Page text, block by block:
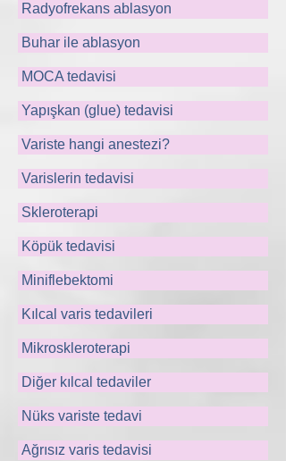
Radyofrekans ablasyon
Buhar ile ablasyon
MOCA tedavisi
Yapışkan (glue) tedavisi
Variste hangi anestezi?
Varislerin tedavisi
Skleroterapi
Köpük tedavisi
Miniflebektomi
Kılcal varis tedavileri
Mikroskleroterapi
Diğer kılcal tedaviler
Nüks variste tedavi
Ağrısız varis tedavisi